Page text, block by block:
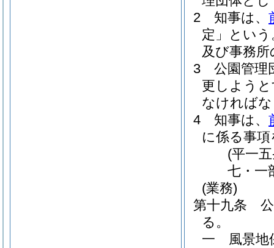
2
知事は、
定」という
及び事務
3
公園管理
更しよう
なければ
4
知事は、
に係る事
(平一
七・一
(業務)
第十九条
る。
一
風景